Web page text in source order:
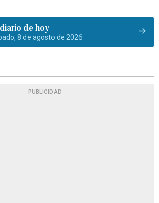
de hoy
8 de agosto de 2026
PUBLICIDAD